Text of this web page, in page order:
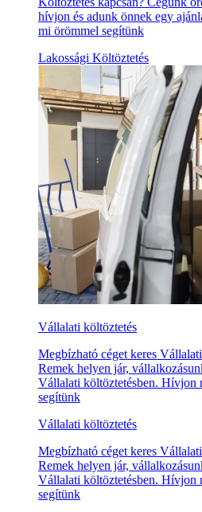
hívjon és adunk önnek egy
mi örömmel segítünk
Lakossági Költöztetés
Vállalati költöztetés
Megbízható céget keres
Remek helyen jár,
Vállalati költöztetésben. Hívjon
segítünk
Vállalati költöztetés
Megbízható céget keres
Remek helyen jár,
Vállalati költöztetésben. Hívjon
segítünk